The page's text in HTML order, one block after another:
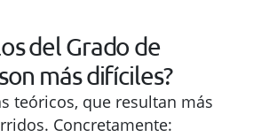
del Grado de
más difíciles?
teóricos, que resultan más
Concretamente: